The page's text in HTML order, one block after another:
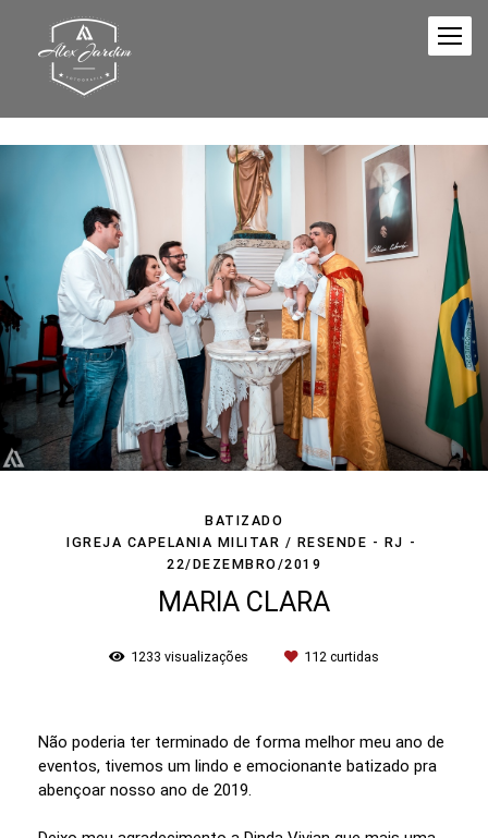
BATIZADO
IGREJA CAPELANIA MILITAR / RESENDE - RJ
22/DEZEMBRO/2019
MARIA CLARA
1233 visualizações 112 curtidas
Não poderia ter terminado de forma melhor meu ano de
eventos, tivemos um lindo e emocionante batizado pra
abençoar nosso ano de 2019.